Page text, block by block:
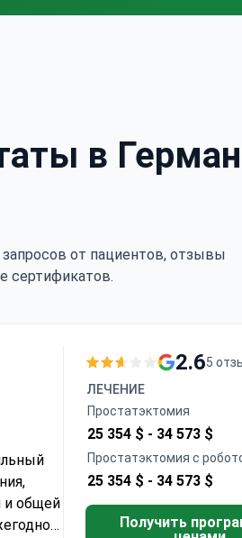
в
запросов от пациентов, отзывы
сертификатов.
и общей
2.65
ЛЕЧЕНИЕ
Простатэктомия
25 354 $ - 34 573 $
Простатэктомия с
Винчи
25 354 $ - 34 573 $
Получить